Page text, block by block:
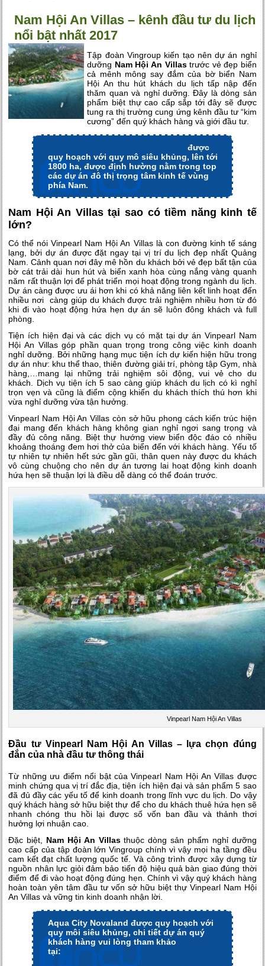
Nam Hội An Villas – kênh đầu tư du lịch
nổi bật nhất 2017
Tập đoàn Vingroup kiến tạo nên dự án nghỉ
dưỡng Nam Hội An Villastrước vẻ đẹp biển
cả mênh mông say đắm của bờ biển Nam
Hội An thu hút khách du lịch tấp nập đến
thăm quan và nghỉ dưỡng . Đây là dòng sản
phẩm biệt thự cao cấp sắp tới đây sẽ được
tung ra thị trường cung ứng kênh đầu tư “kim
cương” đến quý khách hàng và giới đầu tư.
được
quy hoạch với quy mô siêu khủng, lên tới
1800 ha, được định hường nằm trong top
các dự án đô thị trọng tâm kinh tế vùng
phía Nam.
Nam Hội An Villas tại sao có tiềm năng kinh tế
lớn?
Có thể nóiVinpearl Nam Hội An Villaslà con đường kinh tế sáng
lạng, bởi dự án được đặt ngay tại vị trí du lịch đẹp nhất Quảng
Nam. Cảnh quan nơi đây mê hồn du khách bởi vẻ đẹp bất tận của
bờ cát trải dài hun hút và biển xanh hòa cùng nắng vàng quanh
năm rất thuận lợi để phát triển mọi hoạt động trong ngành du lịch.
Dự án càng được ưu ái hơn khi có khả năng liên kết linh hoạt đến
nhiều nơi càng giúp du khách được trải nghiệm nhiều hơn từ đó
khi đi vào hoạt động hứa hẹn dự án sẽ luôn đông khách và full
phòng.
Tiện ích hiện đại và các dịch vụ có mặt tại dự án Vinpearl Nam
Hội An Villas góp phần quan trọng trong công việc kinh doanh
nghỉ dưỡng. Bởi những hạng mục tiện ích dự kiến hiện hữu trong
dự án như: khu thể thao, thiên đường giải trí, phòng tập Gym, nhà
hàng,…mang lại những trải nghiệm sôi động, vui vẻ cho du
khách. Dịch vụ tiện ích 5 sao càng giúp khách du lịch có kì nghỉ
trọn vẹn và cũng là điểm cộng khiến du khách thích thú hơn khi
vừa nghỉ dưỡng vừa tận hưởng.
Vinpearl Nam Hội An Villas còn sở hữu phong cách kiến trúc hiện
đại mang đến khách hàng không gian nghỉ ngơi sang trọng và
đầy đủ công năng. Biệt thự hướng view biển độc đáo có nhiều
khoảng thoáng đem hơi thở của biển đến với khách hàng. Yếu tố
tự nhiên tự nhiên hết sức gần gũi, thân quen này được du khách
vô cùng chuộng cho nên dự án tương lai hoạt động kinh doanh
hứa hẹn sẽ thuận lợi là điều dễ dàng có thể đoán trước.
Vinpearl Nam Hội An Villas
Đầu tư Vinpearl Nam Hội An Villas – lựa chọn đúng
đắn của nhà đầu tư thông thái
Từ những ưu điểm nổi bật của Vinpearl Nam Hội An Villas được
minh chứng qua vị trí đắc địa, tiện ích hiện đại và sản phẩm 5 sao
đã đủ đầy các yếu tố để kinh doanh trong lĩnh vực du lịch. Do vậy
quý khách hàng sở hữu biệt thự để cho du khách thuê hứa hẹn sẽ
nhanh chóng thu hồi lại được số vốn ban đầu và thảnh thơi
hưởng lợi nhuận cao.
Đặc biệt, Nam Hội An Villasthuộc dòng sản phẩm nghỉ dưỡng
cao cấp của tập đoàn lớn Vingroup chính vì vậy mọi hạ tầng đều
cam kết đạt chất lượng quốc tế. Và công trình được xây dựng từ
nguồn nhân lực giỏi đảm bảo tiến độ hiệu quả bàn giao đúng thời
điểm để đi vào hoạt động đúng hẹn. Chính vì vậy quý khách hàng
hoàn toàn yên tâm đầu tư vốn sở hữu biệt thự Vinpearl Nam Hội
An Villas và vững tin kinh doanh nhận lời.
Aqua City Novaland được quy hoạch với
quy môi siêu khủng, chi tiết dự án quý
khách hàng vui lòng tham khảo
tại:https://batdongsanexpress.vn/du-an-
aqua-city-novaland-dong-nai.html